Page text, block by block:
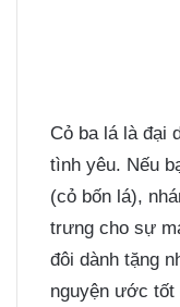
Cỏ ba lá là đại
tình yêu. Nếu
(cỏ bốn lá),
trưng cho sự
đôi dành tặng
nguyện ước tốt